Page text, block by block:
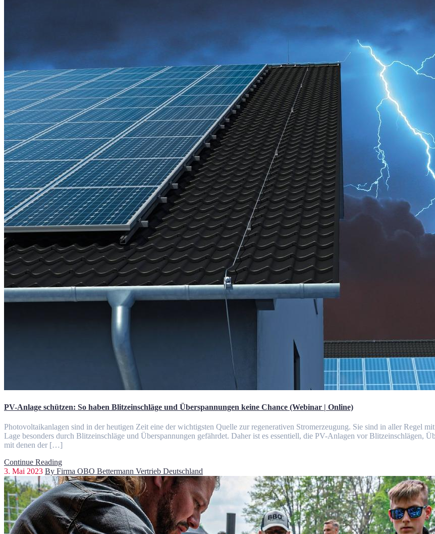
PV-Anlage schützen: So haben Blitzeinschläge und Überspannungen keine Chance (Webinar | Online)
Photovoltaikanlagen sind in der heutigen Zeit eine der wichtigsten Quelle zur regenerativen Stromerzeugung. Sie sind in aller Regel
Lage besonders durch Blitzeinschläge und Überspannungen gefährdet. Daher ist es essentiell, die PV-Anlagen vor Blitzeinschlägen,
mit denen der […]
Continue Reading
3. Mai 2023 By Firma OBO Bettermann Vertrieb Deutschland